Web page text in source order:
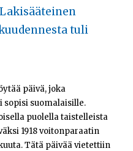
Lakisääteinen
tuli
päivä, joka
suomalaisille.
puolella taistelleista
1918 voitonparaatin
Tätä päivää vietettiin